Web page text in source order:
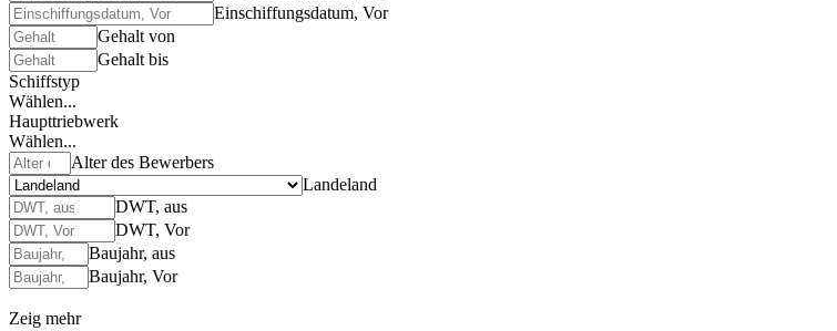
Einschiffungsdatum, Vor
Gehalt von
Gehalt bis
Schiffstyp
Wählen...
Haupttriebwerk
Wählen...
Alter des Bewerbers
Landeland
DWT, aus
DWT, Vor
Baujahr, aus
Baujahr, Vor
Zeig mehr